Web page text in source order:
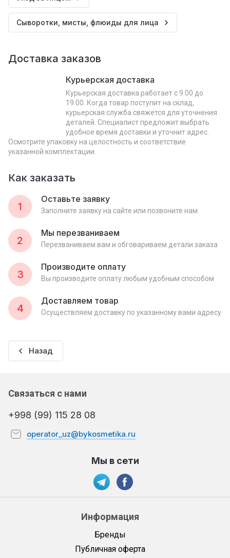
Сыворотки, мисты, флюиды для лица
Доставка заказов
Курьерская доставка
Курьерская доставка работает с 9.00 до
19.00. Когда товар поступит на склад,
курьерская служба свяжется для уточнения
деталей. Специалист предложит выбрать
удобное время доставки и уточнит адрес.
Осмотрите упаковку на целостность и соответствие
указанной комплектации.
Как заказать
1
Оставьте заявку
Заполните заявку на сайте или позвоните нам
2
Мы перезваниваем
Перезваниваем вам и обговариваем детали заказа
3
Производите оплату
Вы производите оплату любым удобным способом
4
Доставляем товар
Осуществляем доставку по указанному вами адресу
Назад
Информация
Бренды
Публичная оферта
Связаться с нами
+998 (99) 115 28 08
operator_uz@bykosmetika.ru
Мы в сети